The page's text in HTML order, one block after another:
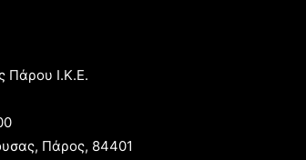
Πάρου Ι.Κ.Ε.
Πάρος, 84401